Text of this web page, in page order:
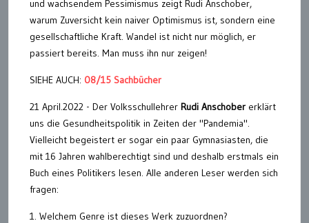
und wachsendem Pessimismus zeigt Rudi Anschober,
warum Zuversicht kein naiver Optimismus ist, sondern eine
gesellschaftliche Kraft. Wandel ist nicht nur möglich, er
passiert bereits. Man muss ihn nur zeigen!
SIEHE AUCH: 08/15 Sachbücher
21 April.2022 - Der Volksschullehrer Rudi Anschober erklärt
uns die Gesundheitspolitik in Zeiten der "Pandemia".
Vielleicht begeistert er sogar ein paar Gymnasiasten, die
mit 16 Jahren wahlberechtigt sind und deshalb erstmals ein
Buch eines Politikers lesen. Alle anderen Leser werden sich
fragen:
1. Welchem Genre ist dieses Werk zuzuordnen?